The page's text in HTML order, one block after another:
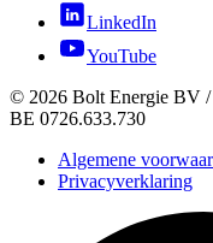
LinkedIn
YouTube
© 2026 Bolt Energie BV /
BE 0726.633.730
Algemene
Privacyverklaring